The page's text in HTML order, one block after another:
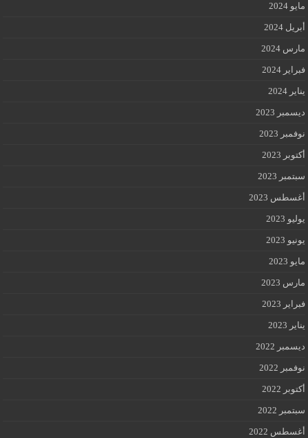
مايو 2024
أبريل 2024
مارس 2024
فبراير 2024
يناير 2024
ديسمبر 2023
نوفمبر 2023
أكتوبر 2023
سبتمبر 2023
أغسطس 2023
يوليو 2023
يونيو 2023
مايو 2023
مارس 2023
فبراير 2023
يناير 2023
ديسمبر 2022
نوفمبر 2022
أكتوبر 2022
سبتمبر 2022
أغسطس 2022